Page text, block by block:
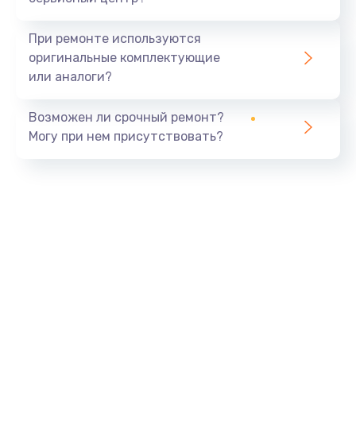
При ремонте используются
оригинальные комплектующие
или аналоги?
Возможен ли срочный ремонт?
Могу при нем присутствовать?